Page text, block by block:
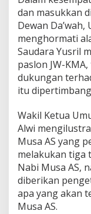
dan masukkan
Dewan
menghormati
Saudara Yusril
paslon JW-
dukungan
itu
Wakil Ketua
Alwi
Musa AS yang
melakukan tiga
Nabi Musa AS,
diberikan
apa yang akan
Musa AS.